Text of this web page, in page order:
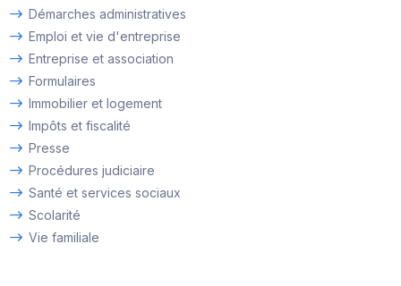
Démarches administratives
Emploi et vie d'entreprise
Entreprise et association
Formulaires
Immobilier et logement
Impôts et fiscalité
Presse
Procédures judiciaire
Santé et services sociaux
Scolarité
Vie familiale